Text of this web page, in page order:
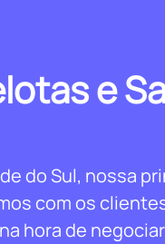
e
do Sul, nossa
com os
hora de